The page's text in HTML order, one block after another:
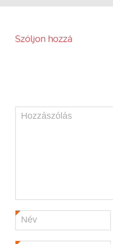
Szóljon hozzá
Hozzászólás
Név